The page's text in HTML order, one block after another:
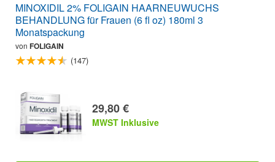
MINOXIDIL 2% FOLIGAIN HAARNEUWUCHS
BEHANDLUNG für Frauen (6 fl oz) 180ml 3
Monatspackung
von FOLIGAIN
(147)
29,80 €
MWST Inklusive